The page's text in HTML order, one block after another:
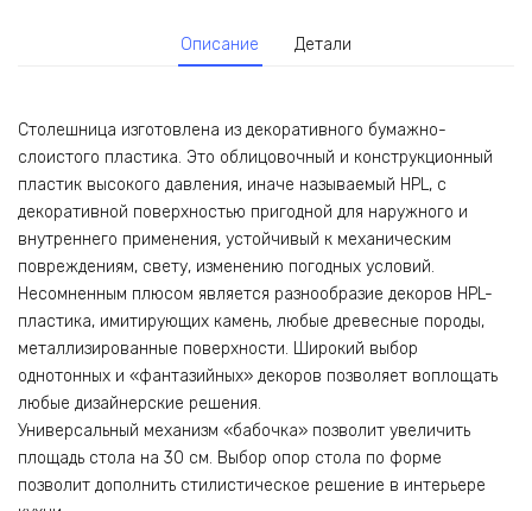
Описание Детали
Столешница изготовлена из декоративного бумажно-
слоистого пластика. Это облицовочный и конструкционный
пластик высокого давления, иначе называемый HPL, с
декоративной поверхностью пригодной для наружного и
внутреннего применения, устойчивый к механическим
повреждениям, свету, изменению погодных условий.
Несомненным плюсом является разнообразие декоров HPL-
пластика, имитирующих камень, любые древесные породы,
металлизированные поверхности. Широкий выбор
однотонных и «фантазийных» декоров позволяет воплощать
любые дизайнерские решения.
Универсальный механизм «бабочка» позволит увеличить
площадь стола на 30 см. Выбор опор стола по форме
позволит дополнить стилистическое решение в интерьере